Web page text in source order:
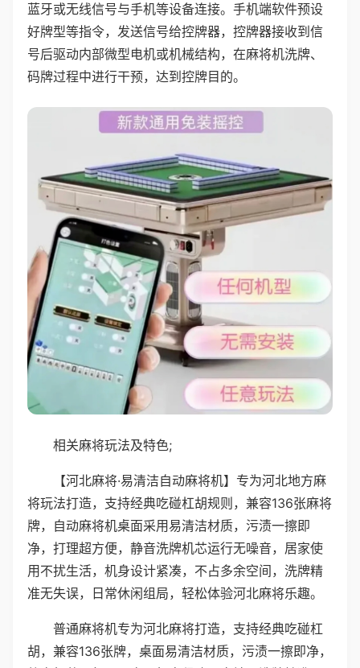
蓝牙或无线信号与手机等设备连接。手机端软件预设
好牌型等指令，发送信号给控牌器，控牌器接收到信
号后驱动内部微型电机或机械结构，在麻将机洗牌、
码牌过程中进行干预，达到控牌目的。
相关麻将玩法及特色;
【河北麻将·易清洁自动麻将机】专为河北地方麻
将玩法打造，支持经典吃碰杠胡规则，兼容136张麻将
牌，自动麻将机桌面采用易清洁材质，污渍一擦即
净，打理超方便，静音洗牌机芯运行无噪音，居家使
用不扰生活，机身设计紧凑，不占多余空间，洗牌精
准无失误，日常休闲组局，轻松体验河北麻将乐趣。
普通麻将机专为河北麻将打造，支持经典吃碰杠
胡，兼容136张牌，桌面易清洁材质，污渍一擦即净，